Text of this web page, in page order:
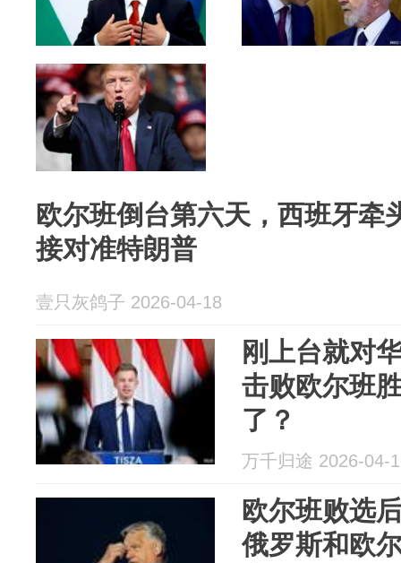
欧尔班倒台第六天，西班牙牵
接对准特朗普
壹只灰鸽子 2026-04-18
刚上台就对
击败欧尔班
了？
万千归途 2026-04-
欧尔班败选
俄罗斯和欧